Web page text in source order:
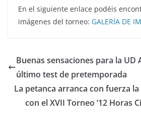
En el siguiente enlace podéis
imágenes del torneo: GALERÍA DE
Buenas sensaciones para la UD
último test de pretemporada
La petanca arranca con fuerza
con el XVII Torneo ‘12 Horas